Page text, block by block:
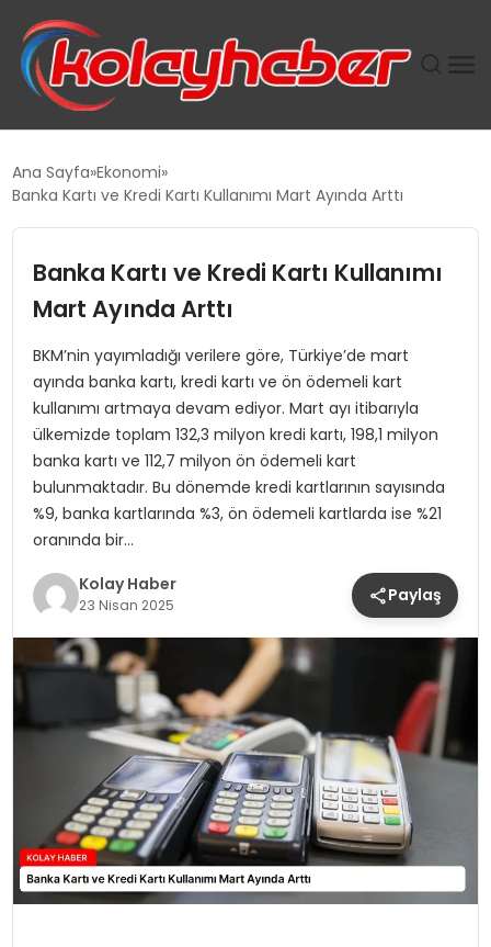
TANYER YAPI ZEMIN MÜHENDISLIĞINDE HEDEF
TOROSLAR’DA PAZAR GERGİNLİĞİ!
Ana Sayfa Ekonomi
Banka Kartı ve Kredi Kartı Kullanımı Mart Ayında Arttı
Banka Kartı ve Kredi Kartı Kullanımı
Mart Ayında Arttı
BKM’nin yayımladığı verilere göre, Türkiye’de mart
ayında banka kartı, kredi kartı ve ön ödemeli kart
kullanımı artmaya devam ediyor. Mart ayı itibarıyla
ülkemizde toplam 132,3 milyon kredi kartı, 198,1 milyon
banka kartı ve 112,7 milyon ön ödemeli kart
bulunmaktadır. Bu dönemde kredi kartlarının sayısında
%9, banka kartlarında %3, ön ödemeli kartlarda ise %21
oranında bir…
Kolay Haber
23 Nisan 2025 Paylaş